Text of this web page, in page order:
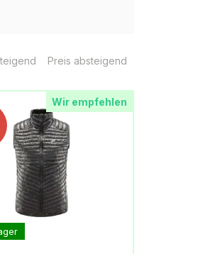
Preis absteigend
Wir empfehlen